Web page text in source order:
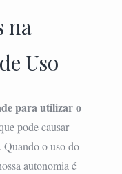
na
Uso
para utilizar o
pode causar
Quando o uso do
autonomia é